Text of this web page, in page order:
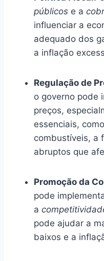
públicos e a
influenciar a
adequado dos
a inflação
Regulação de
o governo pode
preços,
essenciais,
combustíveis, a
abruptos que
Promoção da
pode
a
pode ajudar a
baixos e a